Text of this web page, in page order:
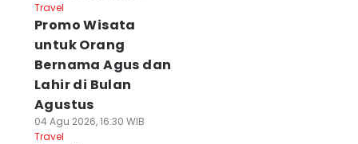
Travel
Promo Wisata
untuk Orang
Bernama Agus dan
Lahir di Bulan
Agustus
04 Agu 2026, 16:30 WIB
Travel